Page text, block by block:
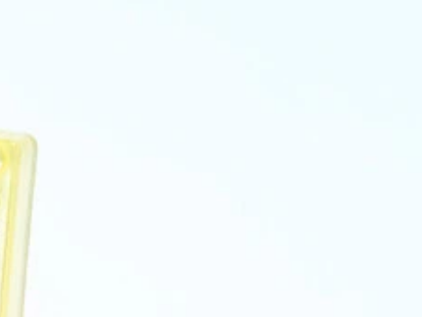
ど凝っている。マウス付き。ラジオ機能も
サイズの時計を発売した